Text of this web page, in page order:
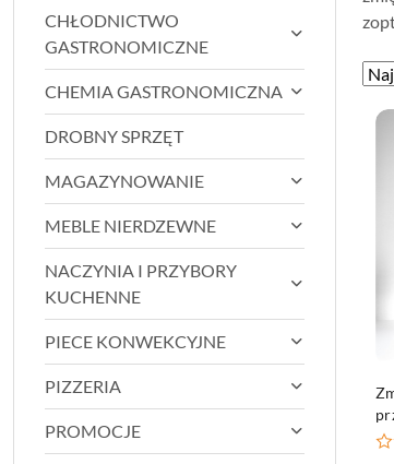
CHŁODNICTWO
GASTRONOMICZNE
CHEMIA GASTRONOMICZNA
DROBNY SPRZĘT
MAGAZYNOWANIE
MEBLE NIERDZEWNE
NACZYNIA I PRZYBORY
KUCHENNE
PIECE KONWEKCYJNE
PIZZERIA
PROMOCJE